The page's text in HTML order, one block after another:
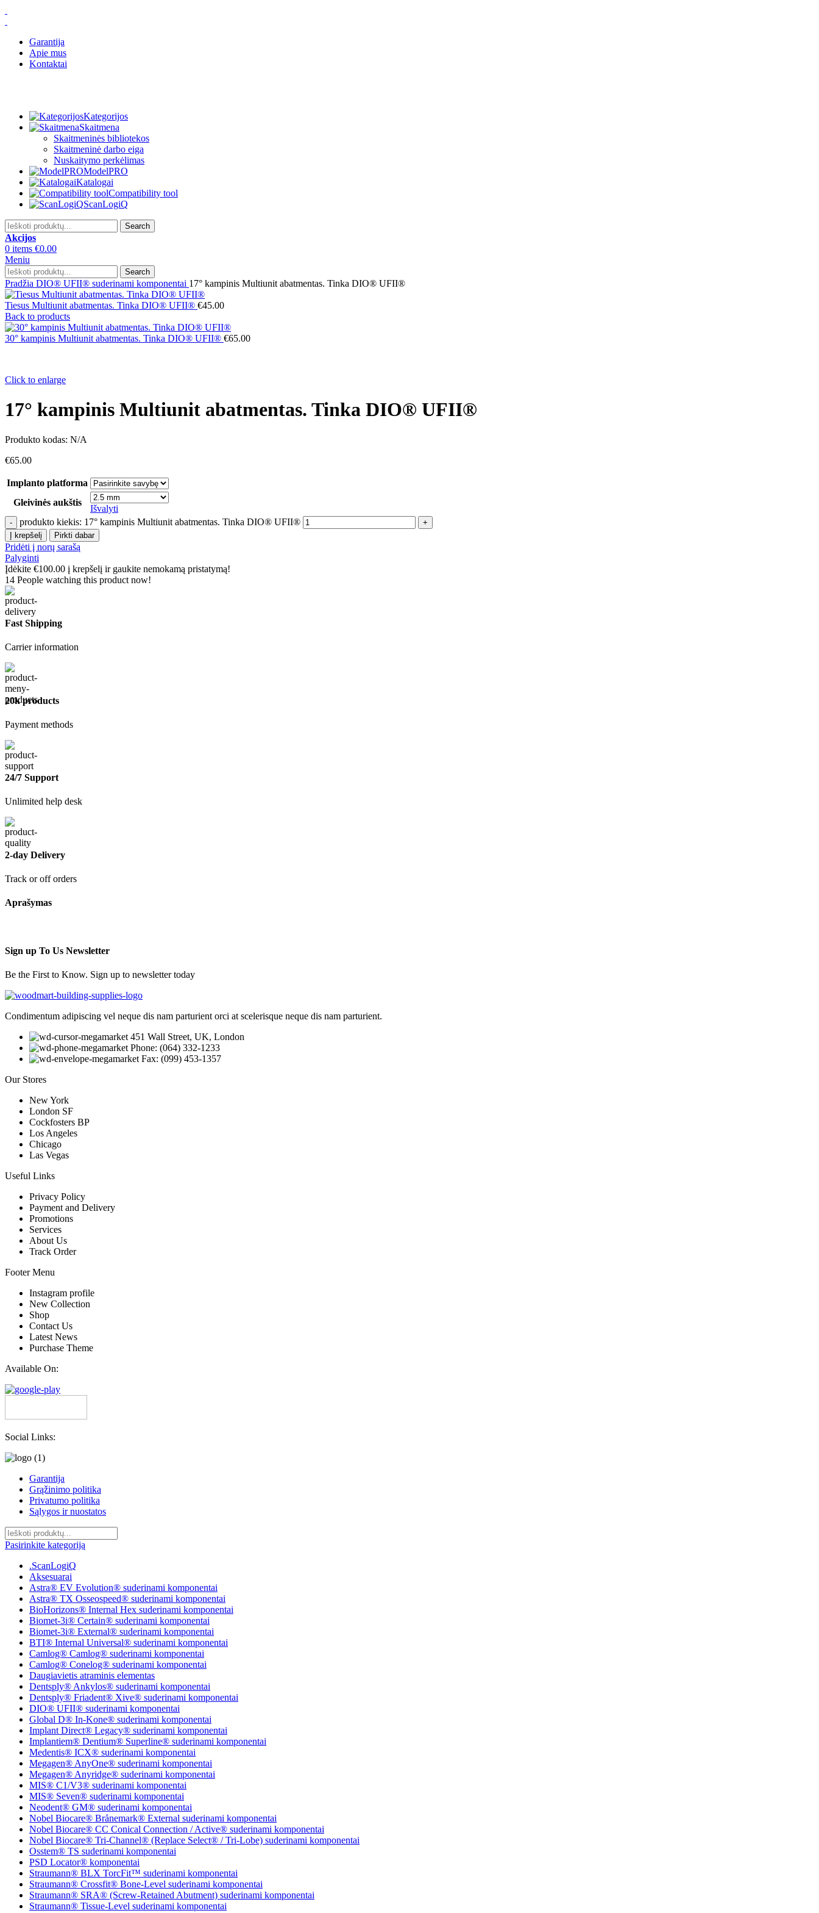
Garantija
Apie mus
Kontaktai
Kategorijos
Skaitmena
Skaitmeninės bibliotekos
Skaitmeninė darbo eiga
Nuskaitymo perkėlimas
ModelPRO
Katalogai
Compatibility tool
ScanLogiQ
Search
Akcijos
0 items €0.00
Meniu
Search
Pradžia DIO® UFII® suderinami komponentai 17° kampinis Multiunit abatmentas. Tinka DIO® UFII®
Tiesus Multiunit abatmentas. Tinka DIO® UFII® €45.00
Back to products
30° kampinis Multiunit abatmentas. Tinka DIO® UFII® €65.00
Click to enlarge
17° kampinis Multiunit abatmentas. Tinka DIO® UFII®
Produkto kodas: N/A
€65.00
Implanto platforma
Gleivinės aukštis
Išvalyti
produkto kiekis: 17° kampinis Multiunit abatmentas. Tinka DIO® UFII®
Į krepšelį Pirkti dabar
Pridėti į norų sarašą
Palyginti
Įdėkite €100.00 į krepšelį ir gaukite nemokamą pristatymą!
14 People watching this product now!
Fast Shipping
Carrier information
20k products
Payment methods
24/7 Support
Unlimited help desk
2-day Delivery
Track or off orders
Aprašymas
Sign up To Us Newsletter
Be the First to Know. Sign up to newsletter today
Condimentum adipiscing vel neque dis nam parturient orci at scelerisque neque dis nam parturient.
451 Wall Street, UK, London
Phone: (064) 332-1233
Fax: (099) 453-1357
Our Stores
New York
London SF
Cockfosters BP
Los Angeles
Chicago
Las Vegas
Useful Links
Privacy Policy
Payment and Delivery
Promotions
Services
About Us
Track Order
Footer Menu
Instagram profile
New Collection
Shop
Contact Us
Latest News
Purchase Theme
Available On:
Social Links:
Garantija
Grąžinimo politika
Privatumo politika
Sąlygos ir nuostatos
Pasirinkite kategoriją
.ScanLogiQ
Aksesuarai
Astra® EV Evolution® suderinami komponentai
Astra® TX Osseospeed® suderinami komponentai
BioHorizons® Internal Hex suderinami komponentai
Biomet-3i® Certain® suderinami komponentai
Biomet-3i® External® suderinami komponentai
BTI® Internal Universal® suderinami komponentai
Camlog® Camlog® suderinami komponentai
Camlog® Conelog® suderinami komponentai
Daugiavietis atraminis elementas
Dentsply® Ankylos® suderinami komponentai
Dentsply® Friadent® Xive® suderinami komponentai
DIO® UFII® suderinami komponentai
Global D® In-Kone® suderinami komponentai
Implant Direct® Legacy® suderinami komponentai
Implantiem® Dentium® Superline® suderinami komponentai
Medentis® ICX® suderinami komponentai
Megagen® AnyOne® suderinami komponentai
Megagen® Anyridge® suderinami komponentai
MIS® C1/V3® suderinami komponentai
MIS® Seven® suderinami komponentai
Neodent® GM® suderinami komponentai
Nobel Biocare® Brånemark® External suderinami komponentai
Nobel Biocare® CC Conical Connection / Active® suderinami komponentai
Nobel Biocare® Tri-Channel® (Replace Select® / Tri-Lobe) suderinami komponentai
Osstem® TS suderinami komponentai
PSD Locator® komponentai
Straumann® BLX TorcFit™ suderinami komponentai
Straumann® Crossfit® Bone-Level suderinami komponentai
Straumann® SRA® (Screw-Retained Abutment) suderinami komponentai
Straumann® Tissue-Level suderinami komponentai